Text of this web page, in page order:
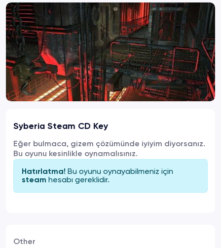
Syberia Steam CD Key
Eğer bulmaca, gizem çözümünde iyiyim diyorsanız.
Bu oyunu kesinlikle oynamalısınız.
Hatırlatma! Bu oyunu oynayabilmeniz için
steam hesabı gereklidir.
Other